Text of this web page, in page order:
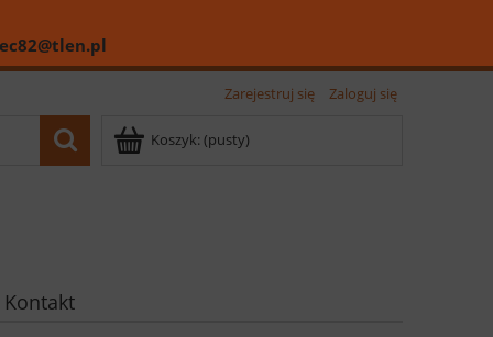
Zarejestruj się Zaloguj się
Koszyk: (pusty)
Kontakt